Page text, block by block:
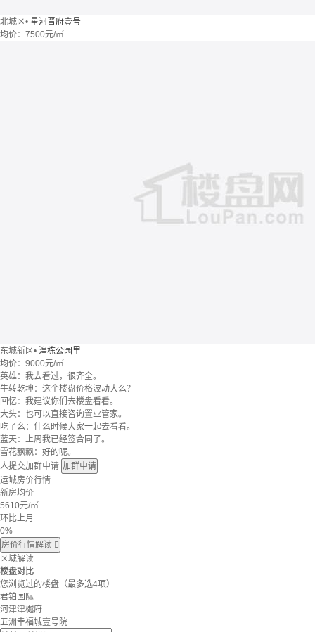
北城区• 星河晋府壹号
均价： 7500元/㎡
东城新区• 湟栋公园里
均价： 9000元/㎡
英雄：我去看过，很齐全。
牛转乾坤：这个楼盘价格波动大么？
回忆：我建议你们去楼盘看看。
大头：也可以直接咨询置业管家。
吃了么：什么时候大家一起去看看。
蓝天：上周我已经签合同了。
雪花飘飘：好的呢。
人提交加群申请 加群申请
运城房价行情
新房均价
5610元/㎡
环比上月
0%
房价行情解读 
区域解读
楼盘对比
您浏览过的楼盘 （最多选4项）
君铂国际
河津津樾府
五洲幸福城壹号院